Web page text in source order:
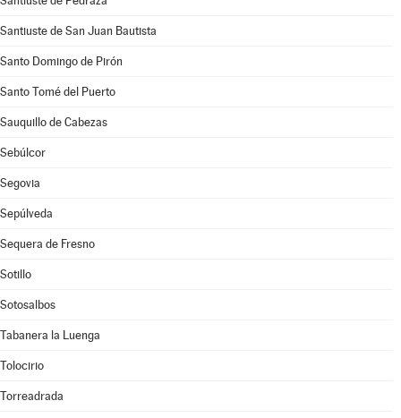
Santiuste de San Juan Bautista
Santo Domingo de Pirón
Santo Tomé del Puerto
Sauquillo de Cabezas
Sebúlcor
Segovia
Sepúlveda
Sequera de Fresno
Sotillo
Sotosalbos
Tabanera la Luenga
Tolocirio
Torreadrada